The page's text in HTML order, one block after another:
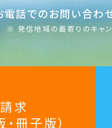
電話でのお問い合わ
※ 発信地域の最寄りのキャ
求
・冊子版）